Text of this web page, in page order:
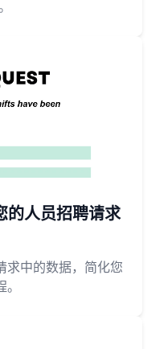
的人员招聘请求
求中的数据，简化您